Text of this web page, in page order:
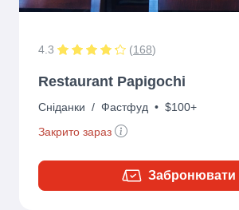
4.3 (168)
Restaurant Papigochi
Сніданки / Фастфуд • $100+
Закрито зараз
Забронювати